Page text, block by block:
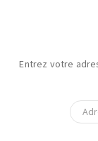
Entrez votre
E-mail